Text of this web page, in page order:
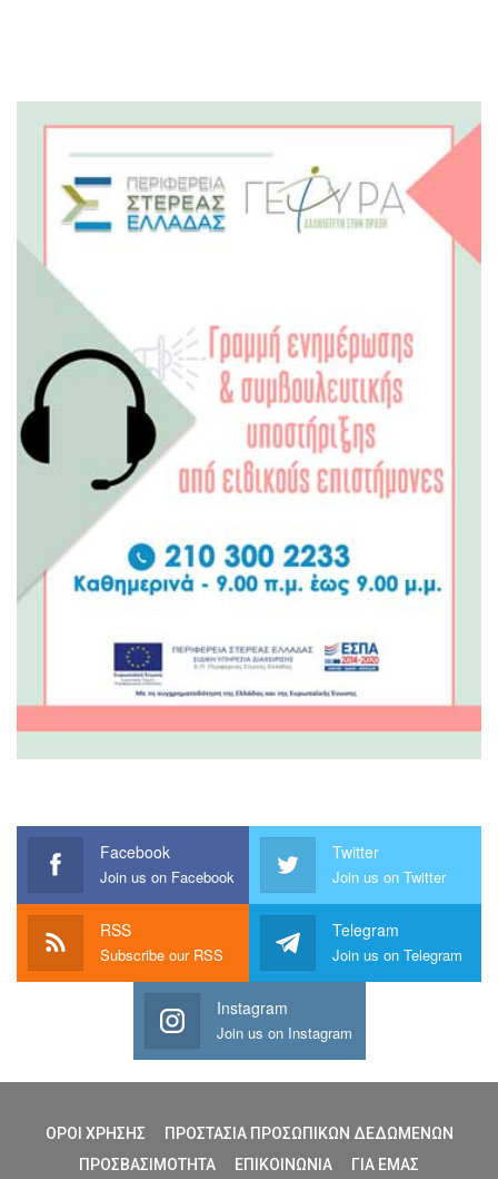
Facebook
Join us on Facebook
Twitter
Join us on Twitter
RSS
Subscribe our RSS
Telegram
Join us on Telegram
Instagram
Join us on Instagram
ΟΡΟΙ ΧΡΗΣΗΣ
ΠΡΟΣΤΑΣΙΑ ΠΡΟΣΩΠΙΚΩΝ ΔΕΔΩΜΕΝΩΝ
ΠΡΟΣΒΑΣΙΜΟΤΗΤΑ
ΕΠΙΚΟΙΝΩΝΙΑ ΓΙΑ ΕΜΑΣ